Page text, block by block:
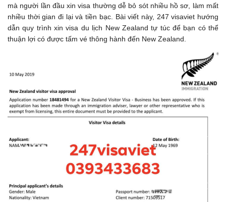
mà người lần đầu xin visa thường dễ bỏ sót nhiều hồ sơ, làm mất
nhiều thời gian đi lại và tiền bạc. Bài viết này, 247 visaviet hướng
dẫn quy trình xin visa du lịch New Zealand tự túc để bạn có thể
thuận lợi có được tấm vé thông hành đến New Zealand.